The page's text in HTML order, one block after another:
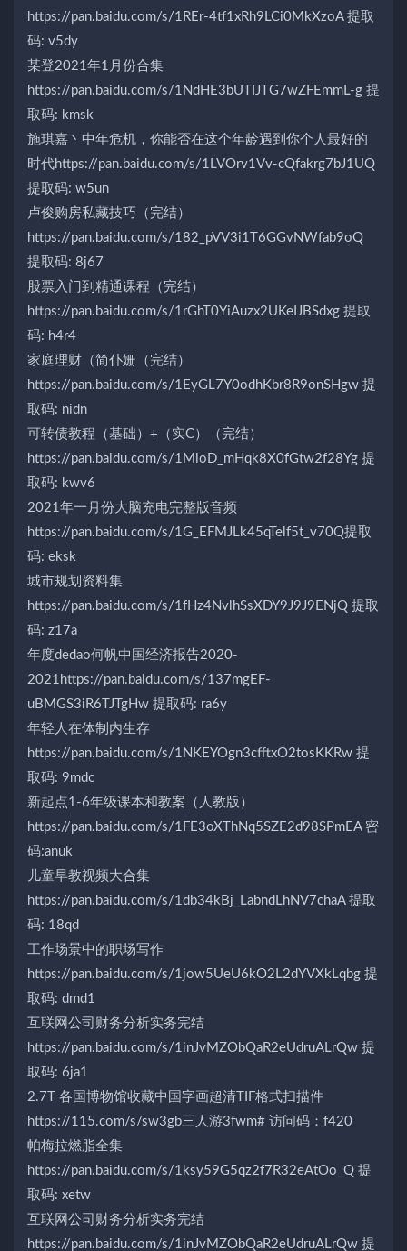
https://pan.baidu.com/s/1REr-4tf1xRh9LCi0MkXzoA 提取
码: v5dy
某登2021年1月份合集
https://pan.baidu.com/s/1NdHE3bUTIJTG7wZFEmmL-g 提
取码: kmsk
施琪嘉丶中年危机，你能否在这个年龄遇到你个人最好的
时代https://pan.baidu.com/s/1LVOrv1Vv-cQfakrg7bJ1UQ
提取码: w5un
卢俊购房私藏技巧（完结）
https://pan.baidu.com/s/182_pVV3i1T6GGvNWfab9oQ
提取码: 8j67
股票入门到精通课程（完结）
https://pan.baidu.com/s/1rGhT0YiAuzx2UKeIJBSdxg 提取
码: h4r4
家庭理财（简仆姗（完结）
https://pan.baidu.com/s/1EyGL7Y0odhKbr8R9onSHgw 提
取码: nidn
可转债教程（基础）+（实C）（完结）
https://pan.baidu.com/s/1MioD_mHqk8X0fGtw2f28Yg 提
取码: kwv6
2021年一月份大脑充电完整版音频
https://pan.baidu.com/s/1G_EFMJLk45qTelf5t_v70Q提取
码: eksk
城市规划资料集
https://pan.baidu.com/s/1fHz4NvlhSsXDY9J9J9ENjQ 提取
码: z17a
年度dedao何帆中国经济报告2020-
2021https://pan.baidu.com/s/137mgEF-
uBMGS3iR6TJTgHw 提取码: ra6y
年轻人在体制内生存
https://pan.baidu.com/s/1NKEYOgn3cfftxO2tosKKRw 提
取码: 9mdc
新起点1-6年级课本和教案（人教版）
https://pan.baidu.com/s/1FE3oXThNq5SZE2d98SPmEA 密
码:anuk
儿童早教视频大合集
https://pan.baidu.com/s/1db34kBj_LabndLhNV7chaA 提取
码: 18qd
工作场景中的职场写作
https://pan.baidu.com/s/1jow5UeU6kO2L2dYVXkLqbg 提
取码: dmd1
互联网公司财务分析实务完结
https://pan.baidu.com/s/1inJvMZObQaR2eUdruALrQw 提
取码: 6ja1
2.7T 各国博物馆收藏中国字画超清TIF格式扫描件
https://115.com/s/sw3gb三人游3fwm# 访问码：f420
帕梅拉燃脂全集
https://pan.baidu.com/s/1ksy59G5qz2f7R32eAtOo_Q 提
取码: xetw
互联网公司财务分析实务完结
https://pan.baidu.com/s/1inJvMZObQaR2eUdruALrQw 提